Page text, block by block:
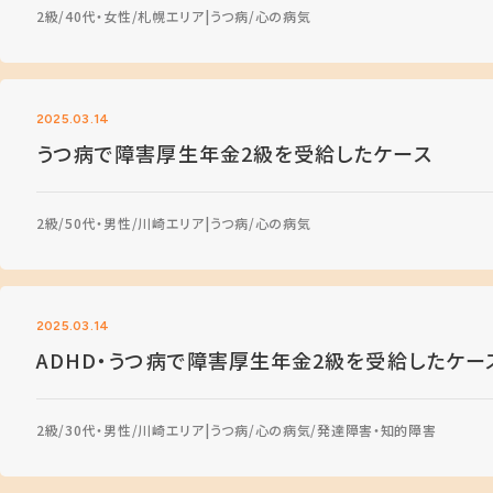
2級 40代・女性 札幌エリア うつ病 心の病気
2025.03.14
うつ病で障害厚生年金2級を受給したケース
2級 50代・男性 川崎エリア うつ病 心の病気
2025.03.14
ADHD・うつ病で障害厚生年金2級を受給したケー
2級 30代・男性 川崎エリア うつ病 心の病気 発達障害・知的障害